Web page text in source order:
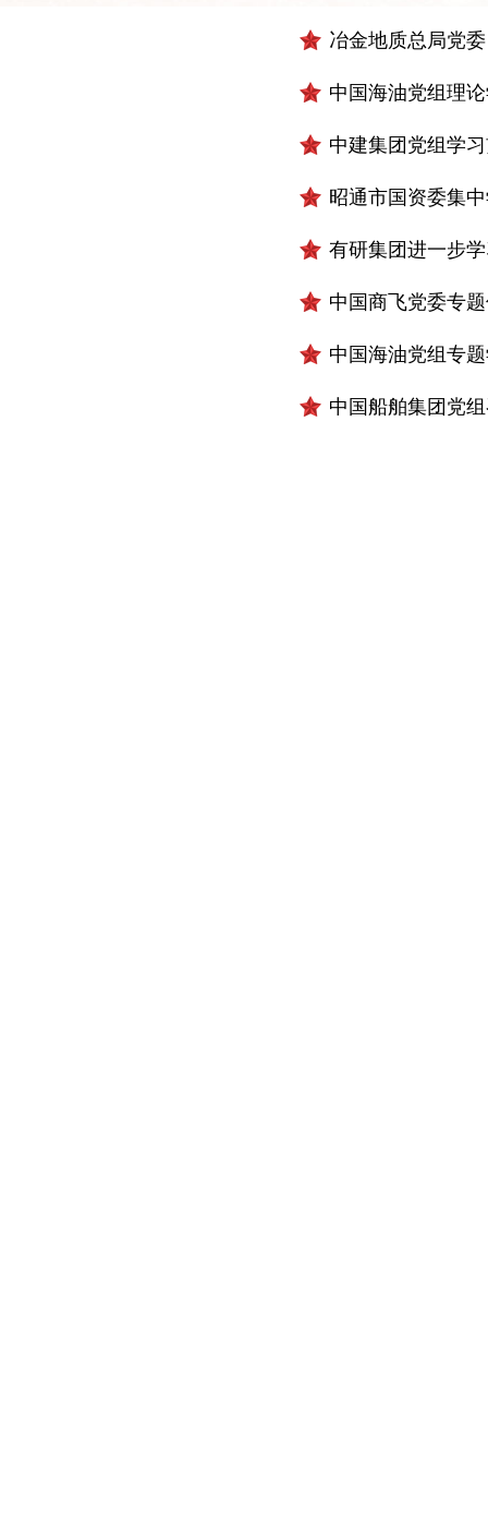
冶金地质总局党
中国海油党组理
中建集团党组学
昭通市国资委集
有研集团进一步
中国商飞党委专
中国海油党组专
中国船舶集团党